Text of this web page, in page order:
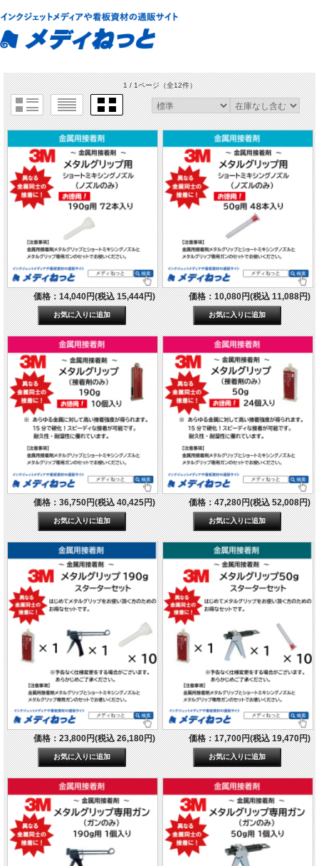
1 / 1ページ（全12件）
価格：14,040円(税込 15,444円) 価格：10,080円(税込 11,088円)
価格：36,750円(税込 40,425円) 価格：47,280円(税込 52,008円)
価格：23,800円(税込 26,180円) 価格：17,700円(税込 19,470円)